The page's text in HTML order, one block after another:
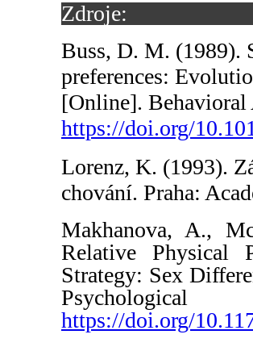
Zdroje:
Buss, D. M. (1989).
preferences:
[Online]. Behavioral
https://doi.org/
Lorenz, K. (1993).
chování. Praha:
Makhanova, A.,
Relative Physical
Strategy: Sex
https://doi.org/